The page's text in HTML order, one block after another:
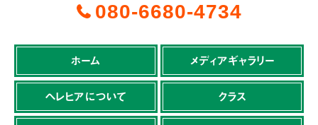
080-6680-4734
ホーム メディアギャラリー
ヘレヒアについて クラス